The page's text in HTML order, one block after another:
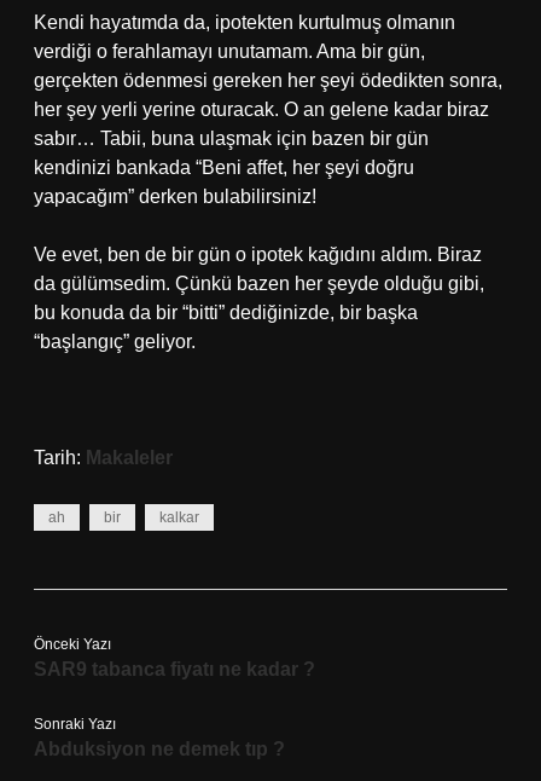
Kendi hayatımda da, ipotekten kurtulmuş olmanın
verdiği o ferahlamayı unutamam. Ama bir gün,
gerçekten ödenmesi gereken her şeyi ödedikten sonra,
her şey yerli yerine oturacak. O an gelene kadar biraz
sabır… Tabii, buna ulaşmak için bazen bir gün
kendinizi bankada “Beni affet, her şeyi doğru
yapacağım” derken bulabilirsiniz!
Ve evet, ben de bir gün o ipotek kağıdını aldım. Biraz
da gülümsedim. Çünkü bazen her şeyde olduğu gibi,
bu konuda da bir “bitti” dediğinizde, bir başka
“başlangıç” geliyor.
Tarih: Makaleler
ah bir kalkar
Önceki Yazı
SAR9 tabanca fiyatı ne kadar ?
Sonraki Yazı
Abduksiyon ne demek tıp ?